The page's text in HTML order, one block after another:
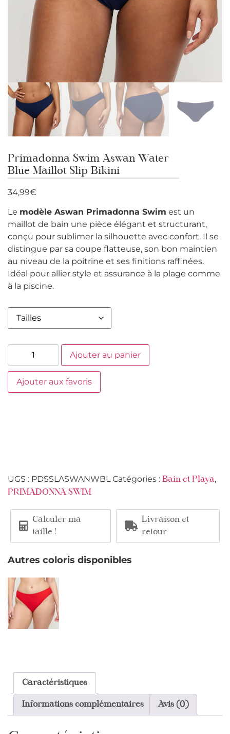
Primadonna Swim Aswan Water
Blue Maillot Slip Bikini
34,99€
Le modèle Aswan Primadonna Swim est un
maillot de bain une pièce élégant et structurant,
conçu pour sublimer la silhouette avec confort. Il se
distingue par sa coupe flatteuse, son bon maintien
au niveau de la poitrine et ses finitions raffinées.
Idéal pour allier style et assurance à la plage comme
à la piscine.
Ajouter au panier
Ajouter aux favoris
UGS : PDSSLASWANWBL Catégories : Bain et Playa,
PRIMADONNA SWIM
Calculer ma
taille !
Livraison et
retour
Autres coloris disponibles
Caractéristiques
Informations complémentaires Avis (0)